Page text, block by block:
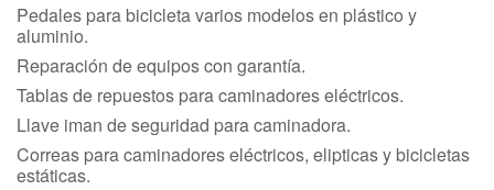
Pedales para bicicleta varios modelos en plástico y
aluminio.
Reparación de equipos con garantía.
Tablas de repuestos para caminadores eléctricos.
Llave iman de seguridad para caminadora.
Correas para caminadores eléctricos, elipticas y bicicletas
estáticas.